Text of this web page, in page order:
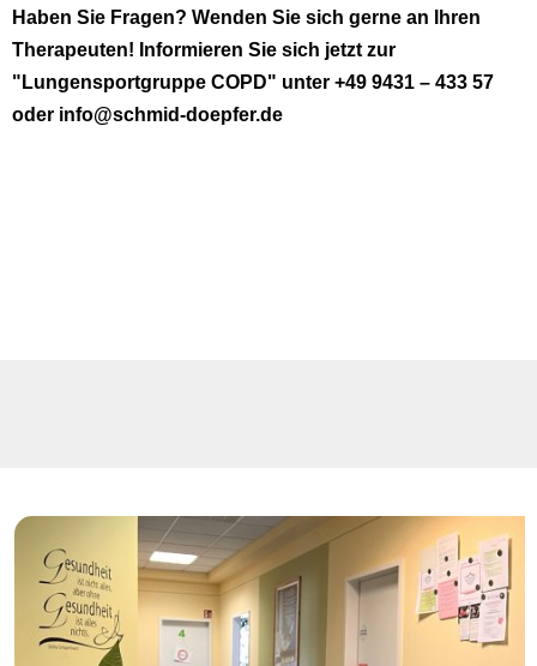
Haben Sie Fragen? Wenden Sie sich gerne an Ihren
Therapeuten! Informieren Sie sich jetzt zur
"Lungensportgruppe COPD" unter +49 9431 – 433 57
oder info@schmid-doepfer.de